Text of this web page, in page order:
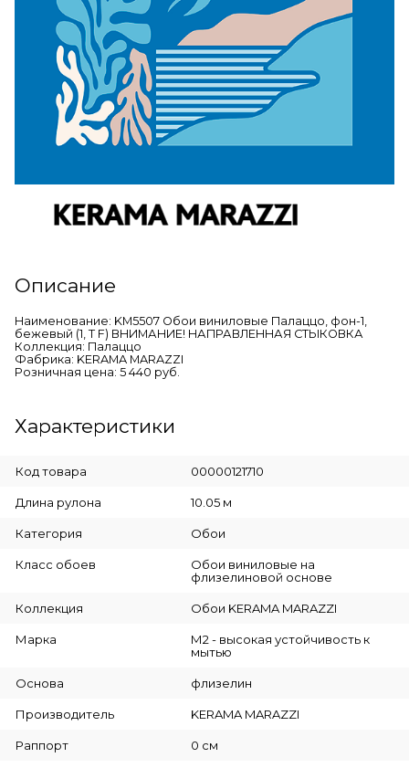
Описание
Наименование: KM5507 Обои виниловые Палаццо, фон-1,
бежевый (1, Т F) ВНИМАНИЕ! НАПРАВЛЕННАЯ СТЫКОВКА
Коллекция: Палаццо
Фабрика: KERAMA MARAZZI
Розничная цена: 5 440 руб.
Характеристики
Код товара 00000121710
Длина рулона 10.05 м
Категория Обои
Класс обоев
Обои виниловые на
флизелиновой основе
Коллекция Обои KERAMA MARAZZI
Марка
М2 - высокая устойчивость к
мытью
Основа флизелин
Производитель KERAMA MARAZZI
Раппорт 0 см